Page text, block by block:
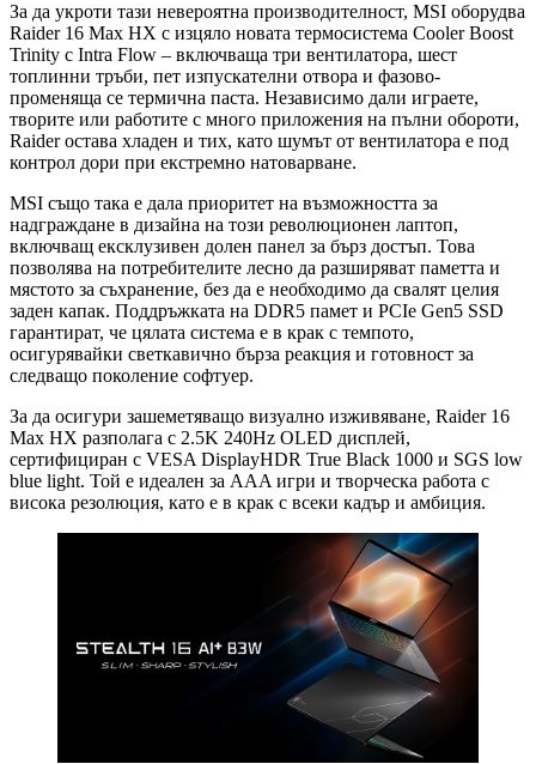
За да укроти тази невероятна производителност, MSI оборудва
Raider 16 Max HX с изцяло новата термосистема Cooler Boost
Trinity с Intra Flow – включваща три вентилатора, шест
топлинни тръби, пет изпускателни отвора и фазово-
променяща се термична паста. Независимо дали играете,
творите или работите с много приложения на пълни обороти,
Raider остава хладен и тих, като шумът от вентилатора е под
контрол дори при екстремно натоварване.
MSI също така е дала приоритет на възможността за
надграждане в дизайна на този революционен лаптоп,
включващ ексклузивен долен панел за бърз достъп. Това
позволява на потребителите лесно да разширяват паметта и
мястото за съхранение, без да е необходимо да свалят целия
заден капак. Поддръжката на DDR5 памет и PCIe Gen5 SSD
гарантират, че цялата система е в крак с темпото,
осигурявайки светкавично бърза реакция и готовност за
следващо поколение софтуер.
За да осигури зашеметяващо визуално изживяване, Raider 16
Max HX разполага с 2.5K 240Hz OLED дисплей,
сертифициран с VESA DisplayHDR True Black 1000 и SGS low
blue light. Той е идеален за AAA игри и творческа работа с
висока резолюция, като е в крак с всеки кадър и амбиция.